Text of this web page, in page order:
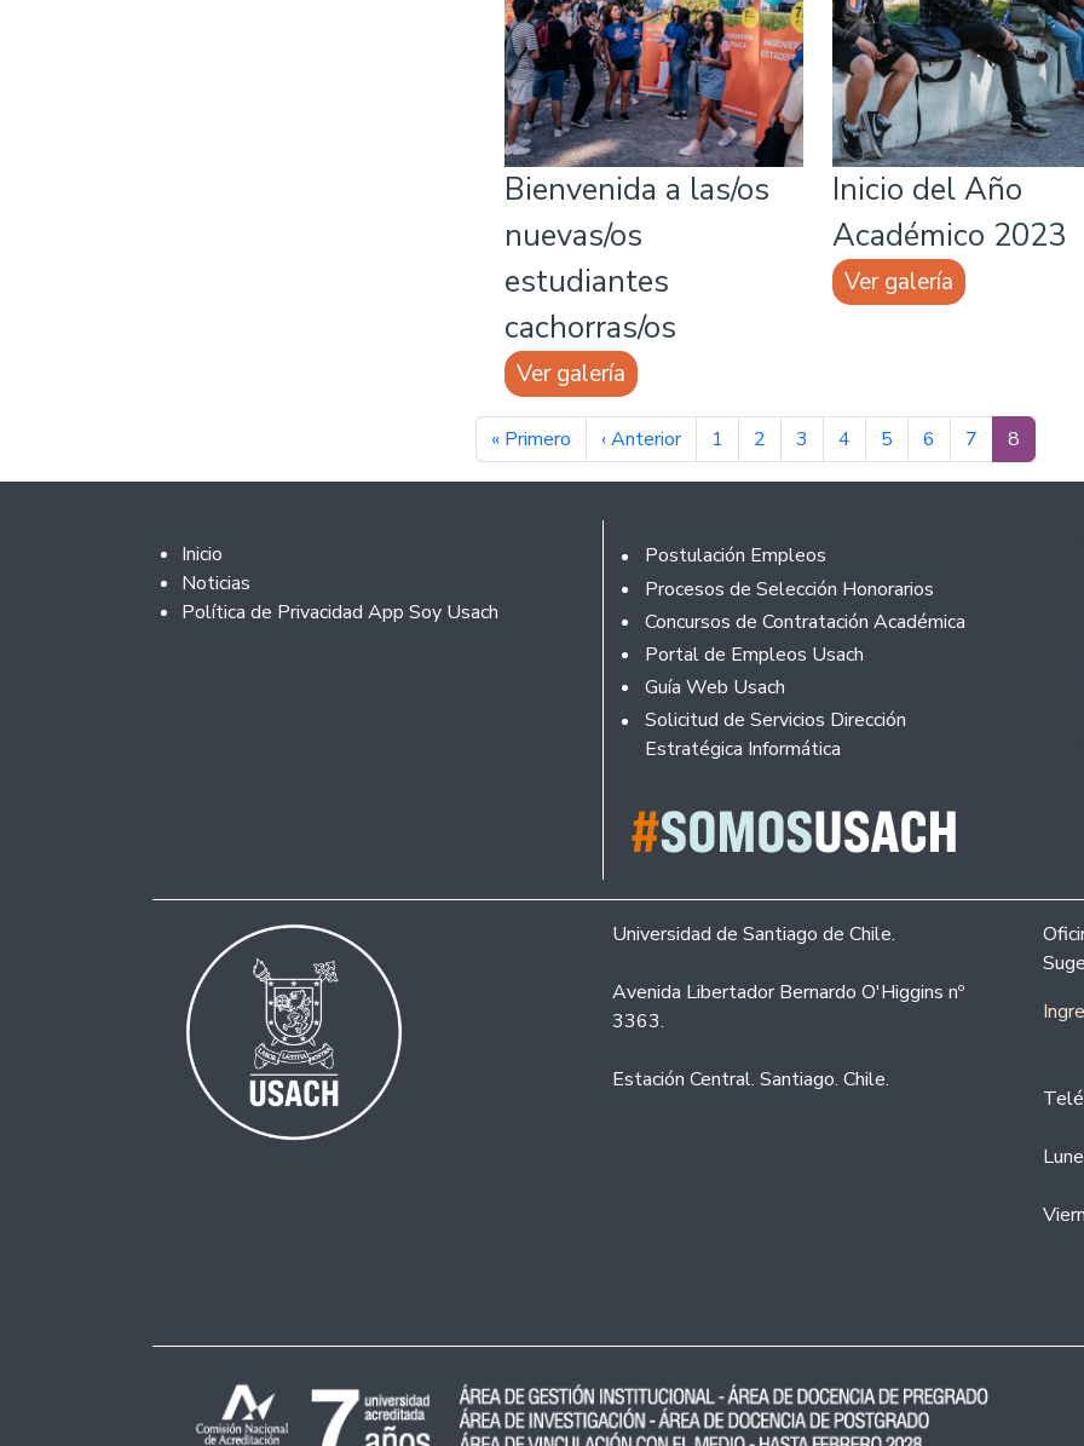
Bienvenida a las/os
nuevas/os
estudiantes
cachorras/os
Ver galería
Inicio del Año
Académico 2023
Ver galería
Paginación
Primera página
« Primero Página anterior
‹ Anterior Página
1 Página
2 Página
3 Página
4 Página
5 Página
6 Página
7 Página
8
Footer 2
Inicio
Noticias
Política de Privacidad App Soy Usach
Footer
Postulación Empleos
Procesos de Selección Honorarios
Concursos de Contratación Académica
Portal de Empleos Usach
Guía Web Usach
Solicitud de Servicios Dirección
Estratégica Informática
Universidad de Santiago de Chile.
Avenida Libertador Bernardo O'Higgins nº
3363.
Estación Central. Santiago. Chile.